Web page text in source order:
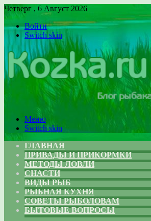
Четверг , 6 Август 2026
Войти
Switch skin
Меню
Switch skin
ГЛАВНАЯ
ПРИВАДЫ И ПРИКОРМКИ
МЕТОДЫ ЛОВЛИ
СНАСТИ
ВИДЫ РЫБ
РЫБНАЯ КУХНЯ
СОВЕТЫ РЫБОЛОВАМ
БЫТОВЫЕ ВОПРОСЫ